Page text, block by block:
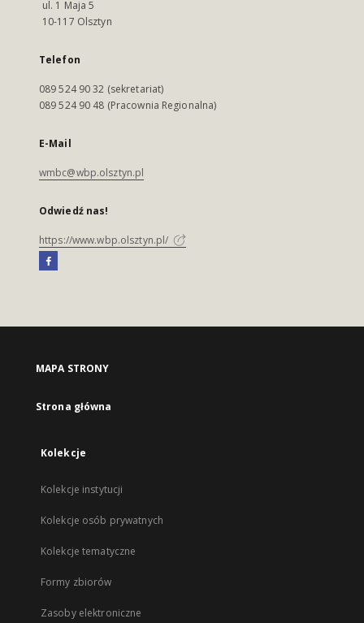
ul. 1 Maja 5
10-117 Olsztyn
Telefon
089 524 90 32 (sekretariat)
089 524 90 48 (Pracownia Regionalna)
E-Mail
wmbc@wbp.olsztyn.pl
Odwiedź nas!
https://www.wbp.olsztyn.pl/
MAPA STRONY
Strona główna
Kolekcje
Kolekcje instytucji
Kolekcje osób prywatnych
Kolekcje tematyczne
Formy zbiorów
Zasoby elektroniczne